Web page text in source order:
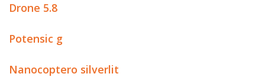
Drone 5.8
Potensic g
Nanocoptero silverlit